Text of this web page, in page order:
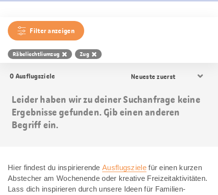
Filter anzeigen
Räbeliechtliumzug Zug
0 Ausflugsziele
Sortierung
Leider haben wir zu deiner Suchanfrage keine
Ergebnisse gefunden. Gib einen anderen
Begriff ein.
Hier findest du inspirierendeAusflugszielefür einen kurzen
Abstecher am Wochenende oder kreative Freizeitaktivitäten.
Lass dich inspirieren durch unsere Ideen für Familien-